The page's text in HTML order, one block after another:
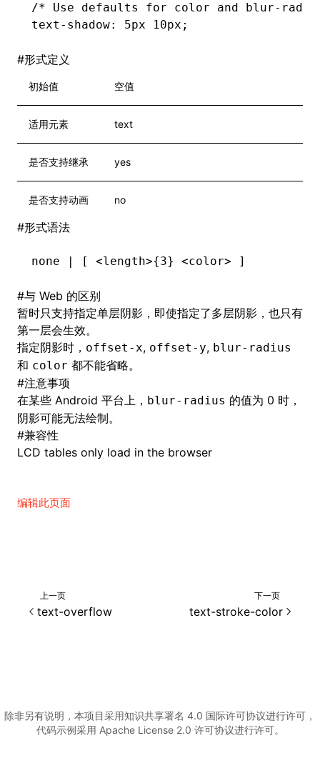
/* Use defaults for color and blur-
text-shadow: 5px 10px;
#形式定义
初始值 空值
适用元素 text
是否支持继承 yes
是否支持动画 no
#形式语法
none | [ <length>{3} <color> ]
#与 Web 的区别
暂时只支持指定单层阴影，即使指定了多层阴影，也只有
第一层会生效。
指定阴影时， offset-x, offset-y, blur-radius
和 color 都不能省略。
#注意事项
在某些 Android 平台上， blur-radius 的值为 0 时，
阴影可能无法绘制。
#兼容性
LCD tables only load in the browser
编辑此页面
上一页
text-overflow
下一页
text-stroke-color
除非另有说明，本项目采用知识共享署名 4.0 国际许可协议进行许可，
代码示例采用 Apache License 2.0 许可协议进行许可。